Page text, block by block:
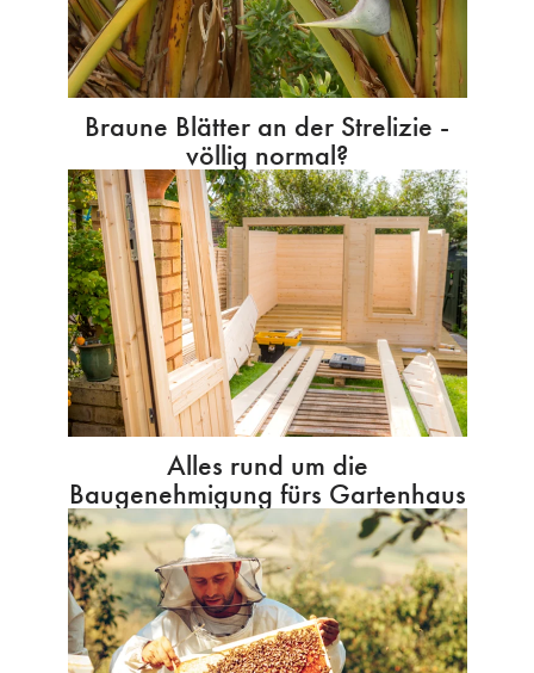
Braune Blätter an der Strelizie -
völlig normal?
Alles rund um die
Baugenehmigung fürs Gartenhaus